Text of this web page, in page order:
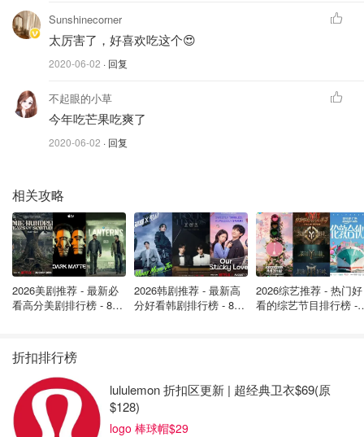
夹馅# 淡奶油 250g 细砂糖 20g 芒果一只切粒；
备注：普通面粉+玉米淀粉的量可换成低粉80g
做法步骤
1⃣️先做千层皮
Sunshinecorner
太厉害了，好喜欢吃这个😍
2020-06-02 · 回复
不起眼的小草
今年吃芒果吃爽了
2020-06-02 · 回复
相关攻略
2026美剧推荐 - 最新必
看高分美剧排行榜 - 8月
2026韩剧推荐 - 最新高
分好看韩剧排行榜 - 8月
2026综艺推荐 - 热门好
看的综艺节目排行榜 -
折扣排行榜
lululemon 折扣区更新 | 超经典卫衣$69(原
$128)
logo 棒球帽$29